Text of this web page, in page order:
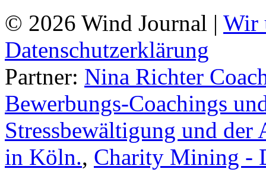
© 2026 Wind Journal | Wir
Datenschutzerklärung
Partner: Nina Richter
Bewerbungs-Coachings
Stressbewältigung und
in Köln., Charity Mining -